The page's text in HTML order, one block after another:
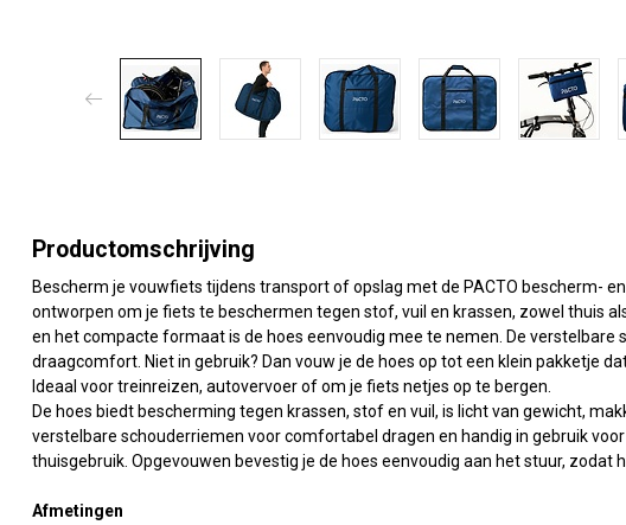
Productomschrijving
Bescherm je vouwfiets tijdens transport of opslag met de PACTO bescherm-
ontworpen om je fiets te beschermen tegen stof, vuil en krassen, zowel thuis
en het compacte formaat is de hoes eenvoudig mee te nemen. De verstelbare
draagcomfort. Niet in gebruik? Dan vouw je de hoes op tot een klein pakketje
Ideaal voor treinreizen, autovervoer of om je fiets netjes op te bergen.
De hoes biedt bescherming tegen krassen, stof en vuil, is licht van gewicht,
verstelbare schouderriemen voor comfortabel dragen en handig in gebruik
thuisgebruik. Opgevouwen bevestig je de hoes eenvoudig aan het stuur, zodat
Afmetingen